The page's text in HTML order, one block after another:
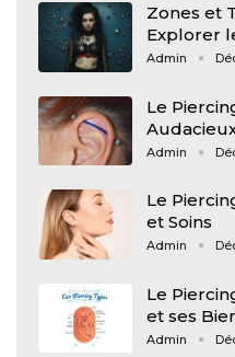
Zones et
Explorer
Admin
Le
Admin
Le
et Soins
Admin
Le
et ses
Admin